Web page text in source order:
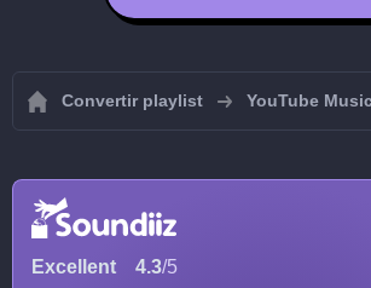
Convertir playlist YouTube
Excellent 4.3/5